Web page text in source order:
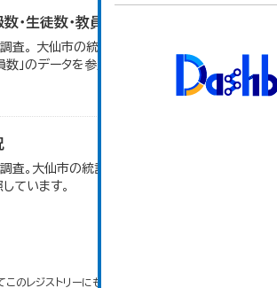
・生徒数・教員数
査。 大仙市の統計「14-6 中学校別学級
数」のデータを参照しています。
査。大仙市の統計「14-5 中学校の状況」
ています。
のレジストリーにもアクセス可能です